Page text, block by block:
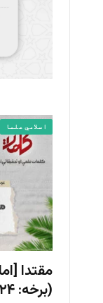
اسلامي علما
(برخه: ۲۴)